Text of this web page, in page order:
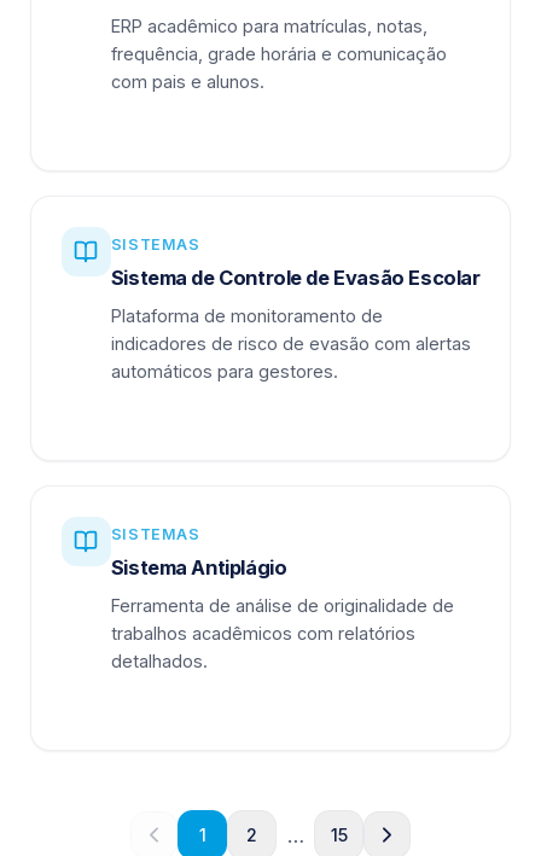
ERP acadêmico para matrículas, notas,
frequência, grade horária e comunicação
com pais e alunos.
SISTEMAS
Sistema de Controle de Evasão Escolar
Plataforma de monitoramento de
indicadores de risco de evasão com alertas
automáticos para gestores.
SISTEMAS
Sistema Antiplágio
Ferramenta de análise de originalidade de
trabalhos acadêmicos com relatórios
detalhados.
1 2 … 15